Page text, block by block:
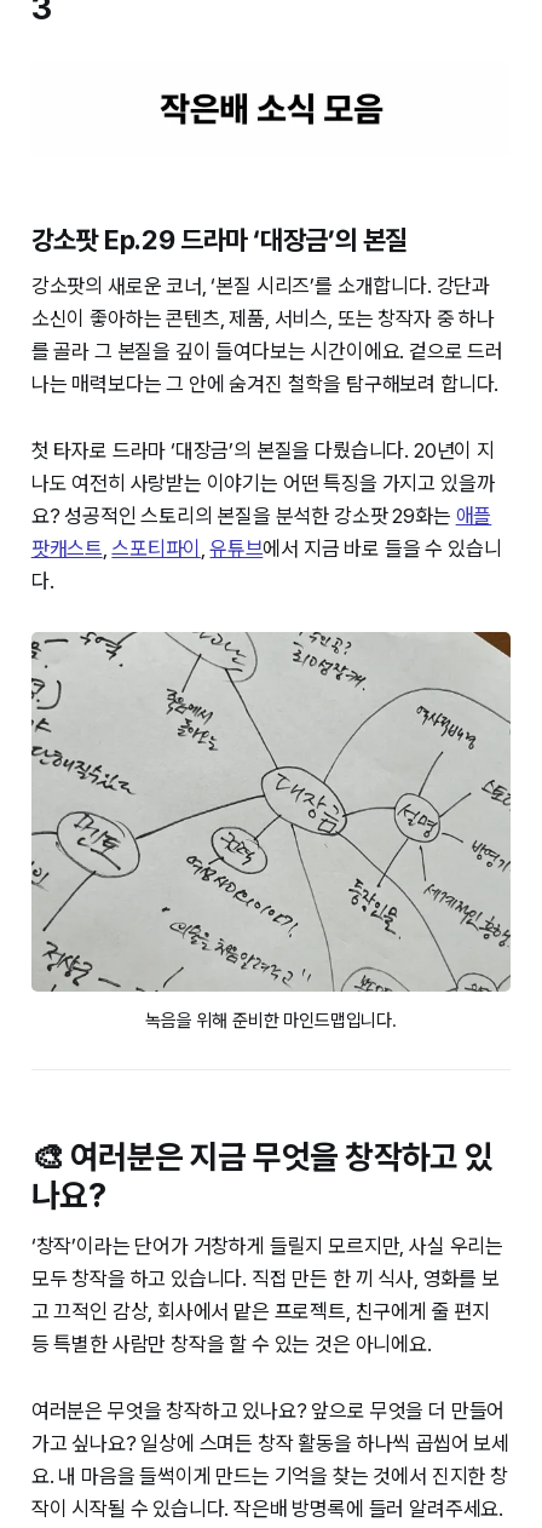
강소팟 Ep.29 드라마 ‘대장금’의 본질
강소팟의 새로운 코너, ‘본질 시리즈’를 소개합니다. 강단과
소신이 좋아하는 콘텐츠, 제품, 서비스, 또는 창작자 중 하나
를 골라 그 본질을 깊이 들여다보는 시간이에요. 겉으로 드러
나는 매력보다는 그 안에 숨겨진 철학을 탐구해보려 합니다.
첫 타자로 드라마 ‘대장금’의 본질을 다뤘습니다. 20년이 지
나도 여전히 사랑받는 이야기는 어떤 특징을 가지고 있을까
요? 성공적인 스토리의 본질을 분석한 강소팟 29화는 애플
팟캐스트⁠⁠ ,⁠⁠스포티파이⁠⁠ ,⁠⁠유튜브⁠⁠에서 지금 바로 들을 수 있습니
다.
녹음을 위해 준비한 마인드맵입니다.
🎨 여러분은 지금 무엇을 창작하고 있
나요?
‘창작’이라는 단어가 거창하게 들릴지 모르지만, 사실 우리는
모두 창작을 하고 있습니다. 직접 만든 한 끼 식사, 영화를 보
고 끄적인 감상, 회사에서 맡은 프로젝트, 친구에게 줄 편지
등 특별한 사람만 창작을 할 수 있는 것은 아니에요.
여러분은 무엇을 창작하고 있나요? 앞으로 무엇을 더 만들어
가고 싶나요? 일상에 스며든 창작 활동을 하나씩 곱씹어 보세
요. 내 마음을 들썩이게 만드는 기억을 찾는 것에서 진지한 창
작이 시작될 수 있습니다. 작은배 방명록에 들러 알려주세요.